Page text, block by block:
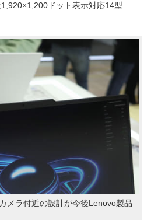
ドット表示対応14型
メラ付近の設計が今後Lenovo製品